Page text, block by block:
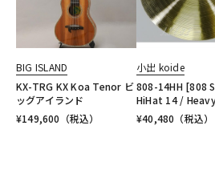
BIG ISLAND
KX-TRG KX Koa Tenor ビ
ッグアイランド
¥149,600 （税込）
小出 koide
808-14HH [808
HiHat 14 /
¥40,480 （税込）